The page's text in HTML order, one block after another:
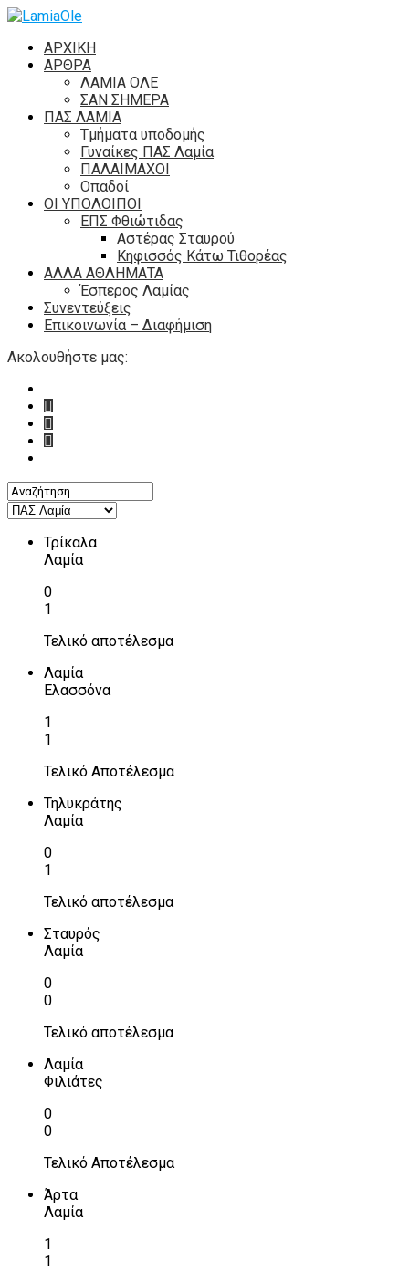
ΑΡΧΙΚΗ
ΑΡΘΡΑ
ΛΑΜΙΑ ΟΛΕ
ΣΑΝ ΣΗΜΕΡΑ
ΠΑΣ ΛΑΜΙΑ
Τμήματα υποδομής
Γυναίκες ΠΑΣ Λαμία
ΠΑΛΑΙΜΑΧΟΙ
Οπαδοί
ΟΙ ΥΠΟΛΟΙΠΟΙ
ΕΠΣ Φθιώτιδας
Αστέρας Σταυρού
Κηφισσός Κάτω Τιθορέας
ΑΛΛΑ ΑΘΛΗΜΑΤΑ
Έσπερος Λαμίας
Συνεντεύξεις
Επικοινωνία – Διαφήμιση
Ακολουθήστε μας:
Τρίκαλα
Λαμία
0
1
Τελικό αποτέλεσμα
Λαμία
Ελασσόνα
1
1
Τελικό Αποτέλεσμα
Τηλυκράτης
Λαμία
0
1
Τελικό αποτέλεσμα
Σταυρός
Λαμία
0
0
Τελικό αποτέλεσμα
Λαμία
Φιλιάτες
0
0
Τελικό Αποτέλεσμα
Άρτα
Λαμία
1
1